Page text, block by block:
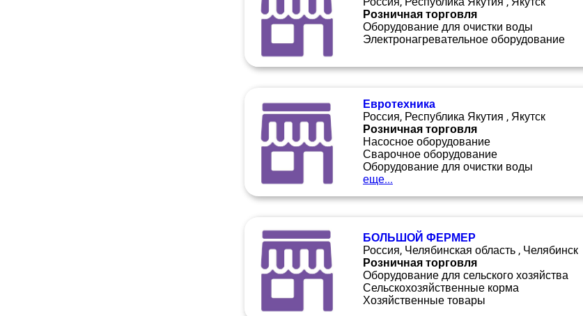
Розничная торговля
Оборудование для очистки воды
Электронагревательное оборудование
Евротехника
Россия, Республика Якутия , Якутск
Розничная торговля
Насосное оборудование
Сварочное оборудование
Оборудование для очистки воды
еще...
БОЛЬШОЙ ФЕРМЕР
Россия, Челябинская область , Челябинск
Розничная торговля
Оборудование для сельского хозяйства
Сельскохозяйственные корма
Хозяйственные товары